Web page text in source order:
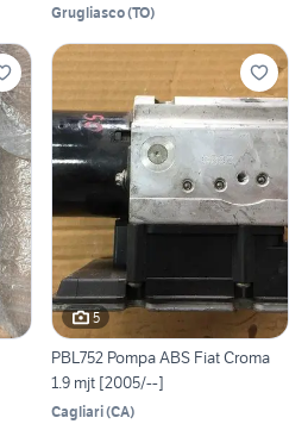
Grugliasco(TO)
5
PBL752 Pompa ABS Fiat Croma
1.9 mjt [2005/--]
Cagliari(CA)